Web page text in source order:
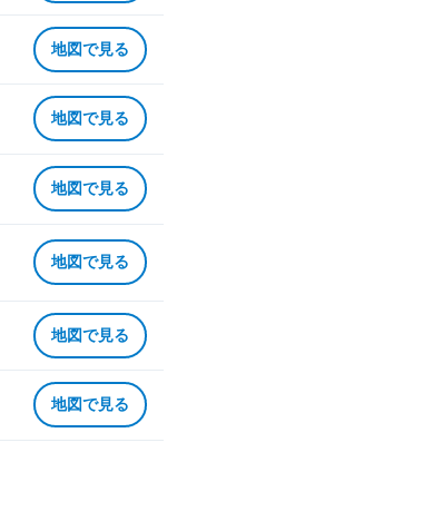
地図で見る
地図で見る
地図で見る
地図で見る
地図で見る
地図で見る